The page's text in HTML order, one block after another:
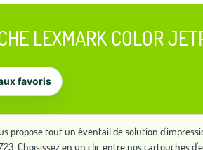
LEXMARK COLOR
favoris
propose tout un éventail de solution
Choisissez en un clic entre nos cartouches